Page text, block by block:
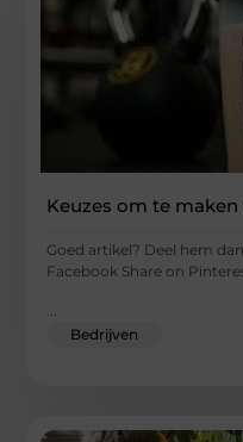
Keuzes om te
Goed artikel? Deel hem
Facebook Share on
Bedrijven